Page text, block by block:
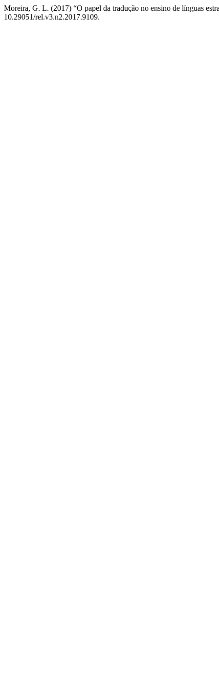
Moreira, G. L. (2017) “O papel da tradução no ensino de línguas
10.29051/rel.v3.n2.2017.9109.